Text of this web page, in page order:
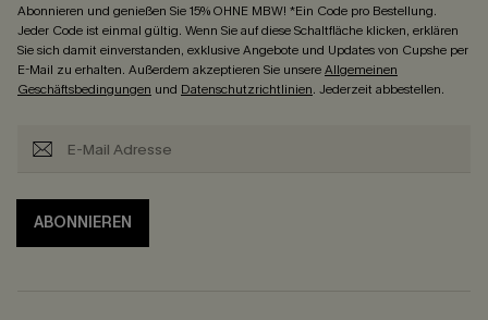
Abonnieren und genießen Sie 15% OHNE MBW! *Ein Code pro Bestellung.
Jeder Code ist einmal gültig. Wenn Sie auf diese Schaltfläche klicken, erklären
Sie sich damit einverstanden, exklusive Angebote und Updates von Cupshe per
E-Mail zu erhalten. Außerdem akzeptieren Sie unsereAllgemeinen
Geschäftsbedingungen und Datenschutzrichtlinien. Jederzeit abbestellen.
ABONNIEREN